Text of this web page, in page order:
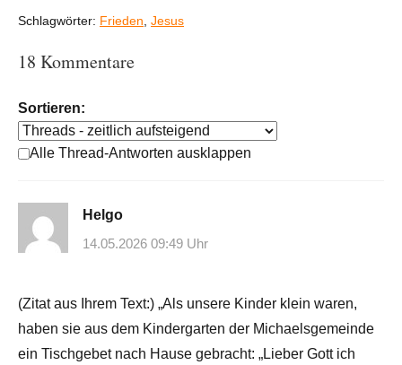
Schlagwörter: Frieden, Jesus
18 Kommentare
Sortieren:
Alle Thread-Antworten ausklappen
Helgo
14.05.2026 09:49 Uhr
(Zitat aus Ihrem Text:) „Als unsere Kinder klein waren,
haben sie aus dem Kindergarten der Michaelsgemeinde
ein Tischgebet nach Hause gebracht: „Lieber Gott ich